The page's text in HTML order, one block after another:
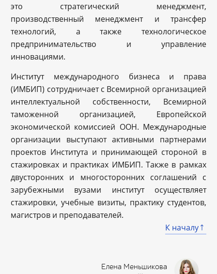
это стратегический менеджмент,
производственный менеджмент и трансфер
технологий, а также технологическое
предпринимательство и управление
инновациями.
Институт международного бизнеса и права
(ИМБИП) сотрудничает с Всемирной организацией
интеллектуальной собственности, Всемирной
таможенной организацией, Европейской
экономической комиссией ООН. Международные
организации выступают активными партнерами
проектов Института и принимающей стороной в
стажировках и практиках ИМБИП. Также в рамках
двусторонних и многосторонних соглашений с
зарубежными вузами институт осуществляет
стажировки, учебные визиты, практику студентов,
магистров и преподавателей.
К началу
Елена Меньшикова